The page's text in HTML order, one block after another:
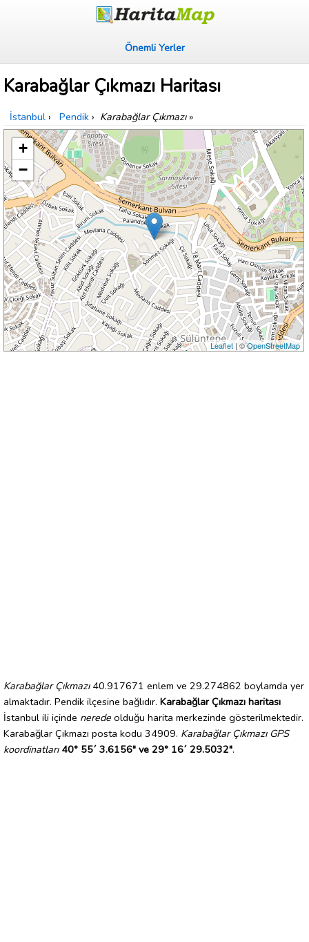
Önemli Yerler
Karabağlar Çıkmazı Haritası
İstanbul › Pendik › Karabağlar Çıkmazı»
+
−
Leaflet| ©OpenStreetMap
Karabağlar Çıkmazı40.917671 enlem ve 29.274862 boylamda yer
almaktadır. Pendik ilçesine bağlıdır. Karabağlar Çıkmazı haritası
İstanbul ili içinde nerede olduğu harita merkezinde gösterilmektedir.
Karabağlar Çıkmazı posta kodu 34909. Karabağlar Çıkmazı GPS
koordinatları 40° 55´ 3.6156" ve 29° 16´ 29.5032".